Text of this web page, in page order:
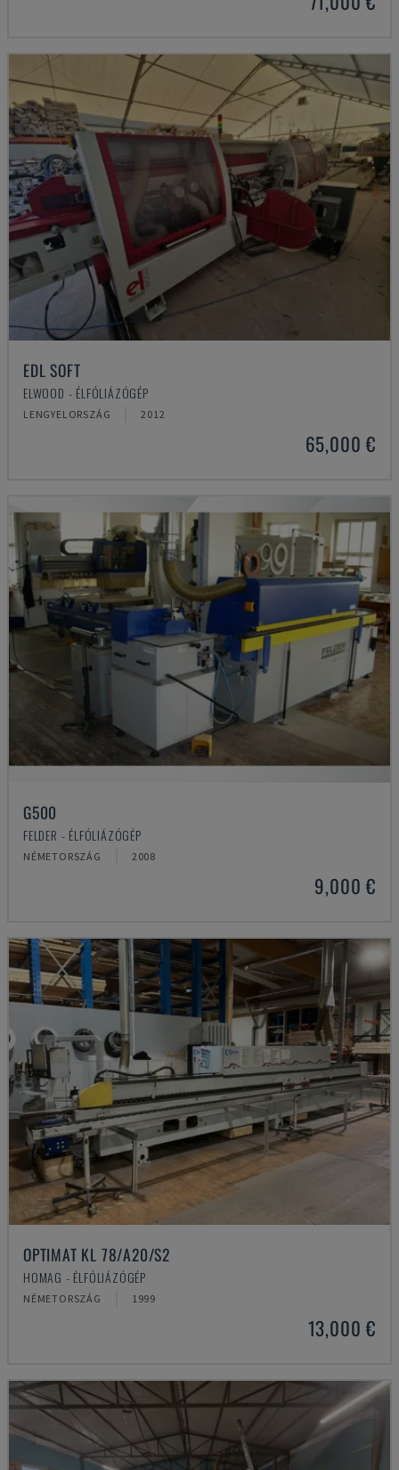
EDL SOFT
ELWOOD - ÉLFÓLIÁZÓGÉP
LENGYELORSZÁG 2012
65,000 €
G500
FELDER - ÉLFÓLIÁZÓGÉP
NÉMETORSZÁG 2008
9,000 €
OPTIMAT KL 78/A20/S2
HOMAG - ÉLFÓLIÁZÓGÉP
NÉMETORSZÁG 1999
13,000 €